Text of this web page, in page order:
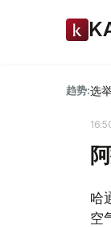
趋势:选
哈
空